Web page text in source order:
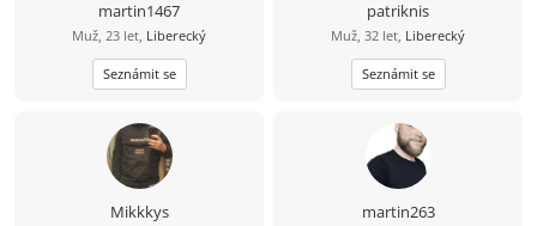
martin1467
Muž, 23 let, Liberecký
Seznámit se
patriknis
Muž, 32 let, Liberecký
Seznámit se
Mikkkys martin263